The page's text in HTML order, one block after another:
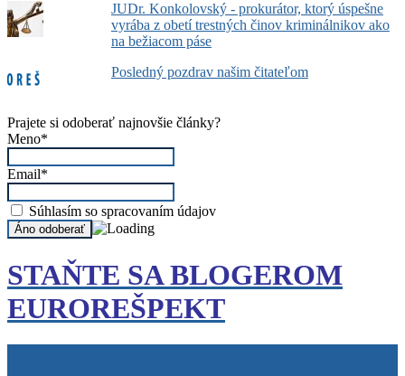
JUDr. Konkolovský - prokurátor, ktorý úspešne
vyrába z obetí trestných činov kriminálnikov ako
na bežiacom páse
Posledný pozdrav našim čitateľom
Prajete si odoberať najnovšie články?
Meno*
Email*
Súhlasím so spracovaním údajov
STAŇTE SA BLOGEROM
EUROREŠPEKT